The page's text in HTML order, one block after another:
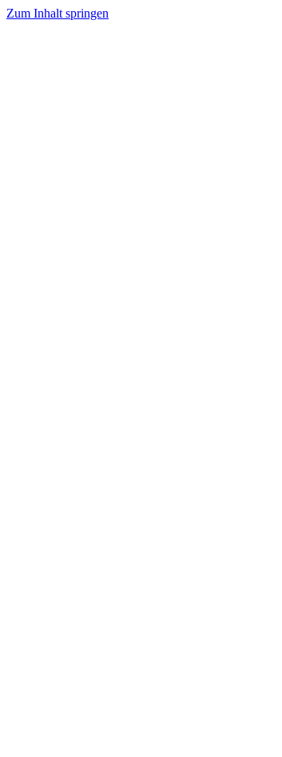
Zum Inhalt springen